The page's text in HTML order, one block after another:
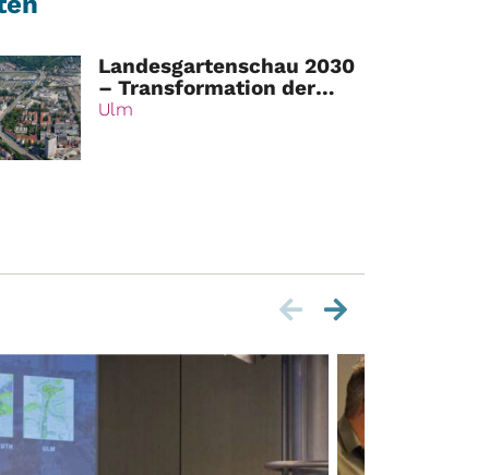
Landesgartenschau 2030
– Transformation der
innerstädtischen B10-
Ulm